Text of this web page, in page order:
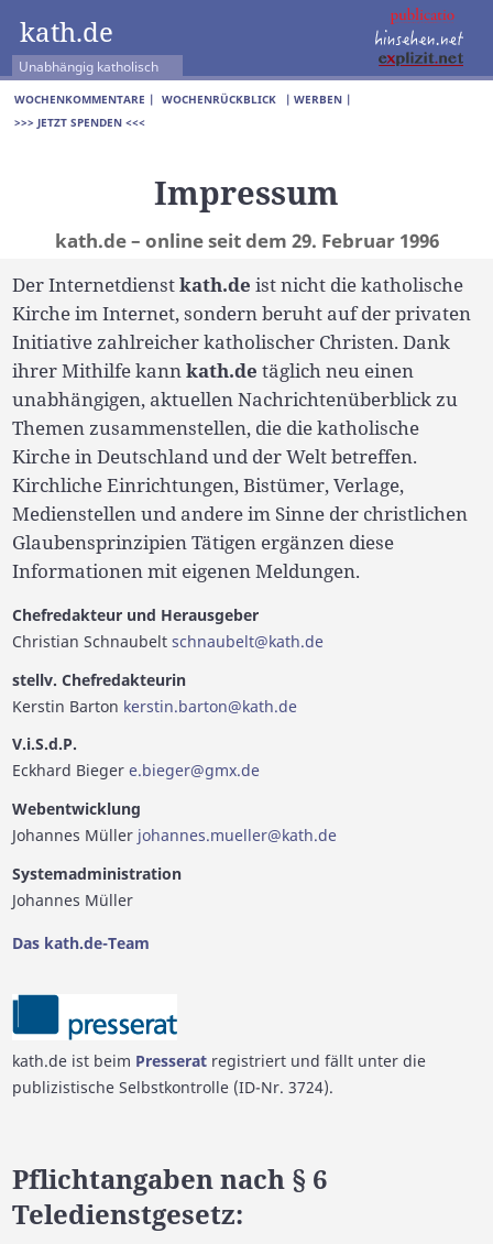
kath.de
Unabhängig katholisch
WOCHENKOMMENTARE | WOCHENRÜCKBLICK
| WERBEN |
>>> JETZT SPENDEN <<<
Impressum
kath.de – online seit dem 29. Februar 1996
Der Internetdienstkath.de ist nicht die katholische
Kirche im Internet, sondern beruht auf der privaten
Initiative zahlreicher katholischer Christen. Dank
ihrer Mithilfe kannkath.de täglich neu einen
unabhängigen, aktuellen Nachrichtenüberblick zu
Themen zusammenstellen, die die katholische
Kirche in Deutschland und der Welt betreffen.
Kirchliche Einrichtungen, Bistümer, Verlage,
Medienstellen und andere im Sinne der christlichen
Glaubensprinzipien Tätigen ergänzen diese
Informationen mit eigenen Meldungen.
Chefredakteur und Herausgeber
Christian Schnaubelt schnaubelt@kath.de
stellv. Chefredakteurin
Kerstin Barton kerstin.barton@kath.de
V.i.S.d.P.
Eckhard Bieger e.bieger@gmx.de
Webentwicklung
Johannes Müller johannes.mueller@kath.de
Systemadministration
Johannes Müller
Das kath.de-Team
kath.de ist beim Presseratregistriert und fällt unter die
publizistische Selbstkontrolle (ID-Nr. 3724).
Pflichtangaben nach § 6
Teledienstgesetz: